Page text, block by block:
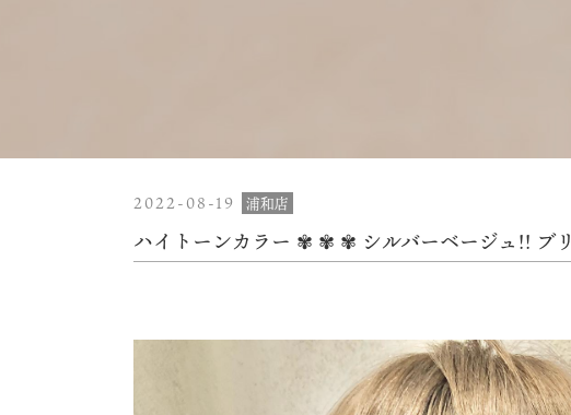
2022-08-19 浦和店
ハイトーンカラー ✾ ✾ ✾ シルバーベージュ!! ブリ